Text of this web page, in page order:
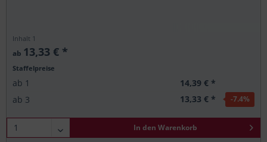
Inhalt 1
ab 13,33 € *
Staffelpreise
ab 1
14,39 € *
ab 3 13,33 € * -7.4%
In den Warenkorb